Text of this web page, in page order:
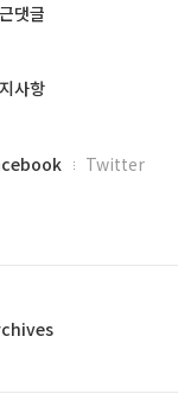
댓글
사항
Twitter